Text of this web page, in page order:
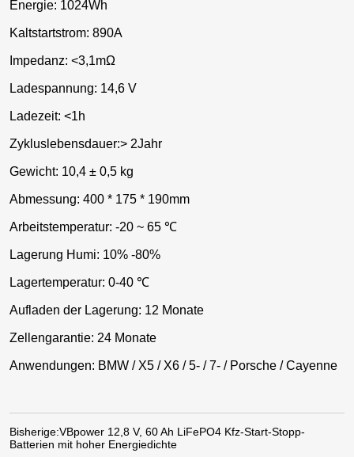
Energie: 1024Wh
Kaltstartstrom: 890A
Impedanz: <3,1mΩ
Ladespannung: 14,6 V
Ladezeit: <1h
Zykluslebensdauer:> 2Jahr
Gewicht: 10,4 ± 0,5 kg
Abmessung: 400 * 175 * 190mm
Arbeitstemperatur: -20 ~ 65 ℃
Lagerung Humi: 10% -80%
Lagertemperatur: 0-40 ℃
Aufladen der Lagerung: 12 Monate
Zellengarantie: 24 Monate
Anwendungen: BMW / X5 / X6 / 5- / 7- / Porsche / Cayenne
Bisherige:VBpower 12,8 V, 60 Ah LiFePO4 Kfz-Start-Stopp-
Batterien mit hoher Energiedichte